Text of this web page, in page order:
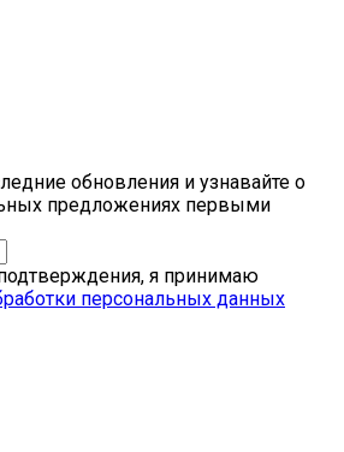
обновления и узнавайте о
предложениях первыми
я принимаю
персональных данных